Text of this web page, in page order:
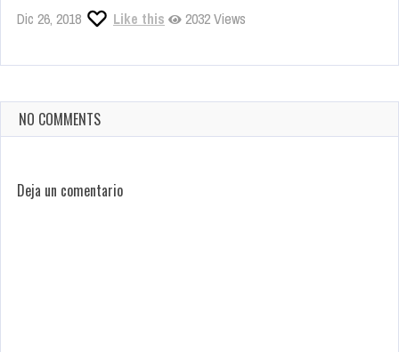
Dic 26, 2018 Like this 2032 Views
NO COMMENTS
Deja un comentario